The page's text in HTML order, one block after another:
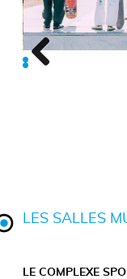
LES SALLES
LE COMPLEXE